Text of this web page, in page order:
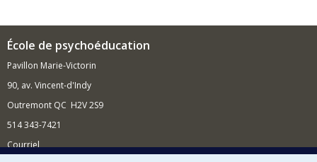
École de psychoéducation
Pavillon Marie-Victorin
90, av. Vincent-d'Indy
Outremont QC H2V 2S9
514 343-7421
Courriel